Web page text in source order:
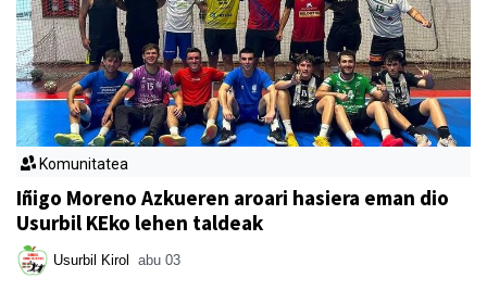
Komunitatea
Iñigo Moreno Azkueren aroari hasiera eman dio
Usurbil KEko lehen taldeak
Usurbil Kirol abu 03